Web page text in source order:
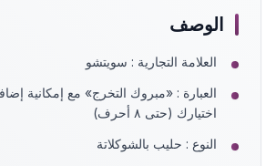
الوصف
العلامة التجارية : سويتشو
العبارة : «مبروك التخرج» مع إمكانية
اختيارك (حتى ٨ أحرف)
النوع : حليب بالشوكلاتة